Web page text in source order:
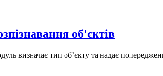
об'єктів
визначає тип об’єкту та надає